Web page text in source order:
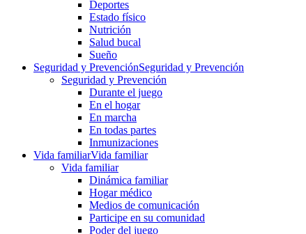
Deportes
Estado físico
Nutrición
Salud bucal
Sueño
Seguridad y PrevenciónSeguridad y Prevención
Seguridad y Prevención
Durante el juego
En el hogar
En marcha
En todas partes
Inmunizaciones
Vida familiarVida familiar
Vida familiar
Dinámica familiar
Hogar médico
Medios de comunicación
Participe en su comunidad
Poder del juego